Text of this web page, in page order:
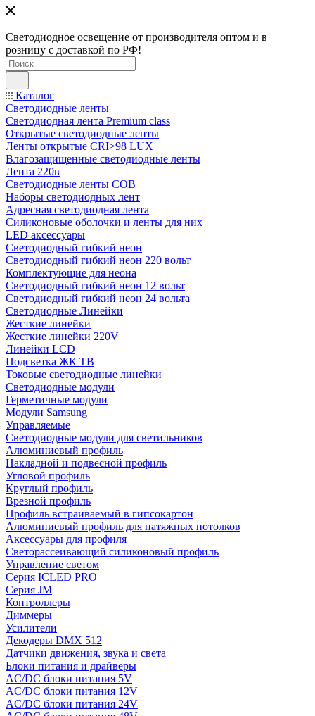
Светодиодное освещение от производителя оптом и в
розницу с доставкой по РФ!
Каталог
Светодиодные ленты
Светодиодная лента Premium class
Открытые светодиодные ленты
Ленты открытые CRI>98 LUX
Влагозащищенные светодиодные ленты
Лента 220в
Светодиодные ленты COB
Наборы светодиодных лент
Адресная светодиодная лента
Силиконовые оболочки и ленты для них
LED аксессуары
Светодиодный гибкий неон
Светодиодный гибкий неон 220 вольт
Комплектующие для неона
Светодиодный гибкий неон 12 вольт
Светодиодный гибкий неон 24 вольта
Светодиодные Линейки
Жесткие линейки
Жесткие линейки 220V
Линейки LCD
Подсветка ЖК ТВ
Токовые светодиодные линейки
Светодиодные модули
Герметичные модули
Модули Samsung
Управляемые
Светодиодные модули для светильников
Алюминиевый профиль
Накладной и подвесной профиль
Угловой профиль
Круглый профиль
Врезной профиль
Профиль встраиваемый в гипсокартон
Алюминиевый профиль для натяжных потолков
Аксессуары для профиля
Светорассеивающий силиконовый профиль
Управление светом
Серия ICLED PRO
Серия JM
Контроллеры
Диммеры
Усилители
Декодеры DMX 512
Датчики движения, звука и света
Блоки питания и драйверы
AC/DC блоки питания 5V
AC/DC блоки питания 12V
AC/DC блоки питания 24V